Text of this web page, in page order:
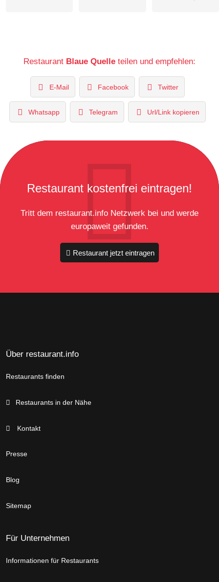
Restaurant Blaue Quelle teilen und empfehlen:
E-Mail Facebook Twitter
Whatsapp Telegram Url/Link kopieren
Restaurant kostenfrei eintragen!
Tritt dem restaurant.info Netzwerk bei und werde
europaweit gefunden.
Restaurant jetzt eintragen
Über restaurant.info
Restaurants finden
Restaurants in der Nähe
Kontakt
Presse
Blog
Sitemap
Für Unternehmen
Informationen für Restaurants